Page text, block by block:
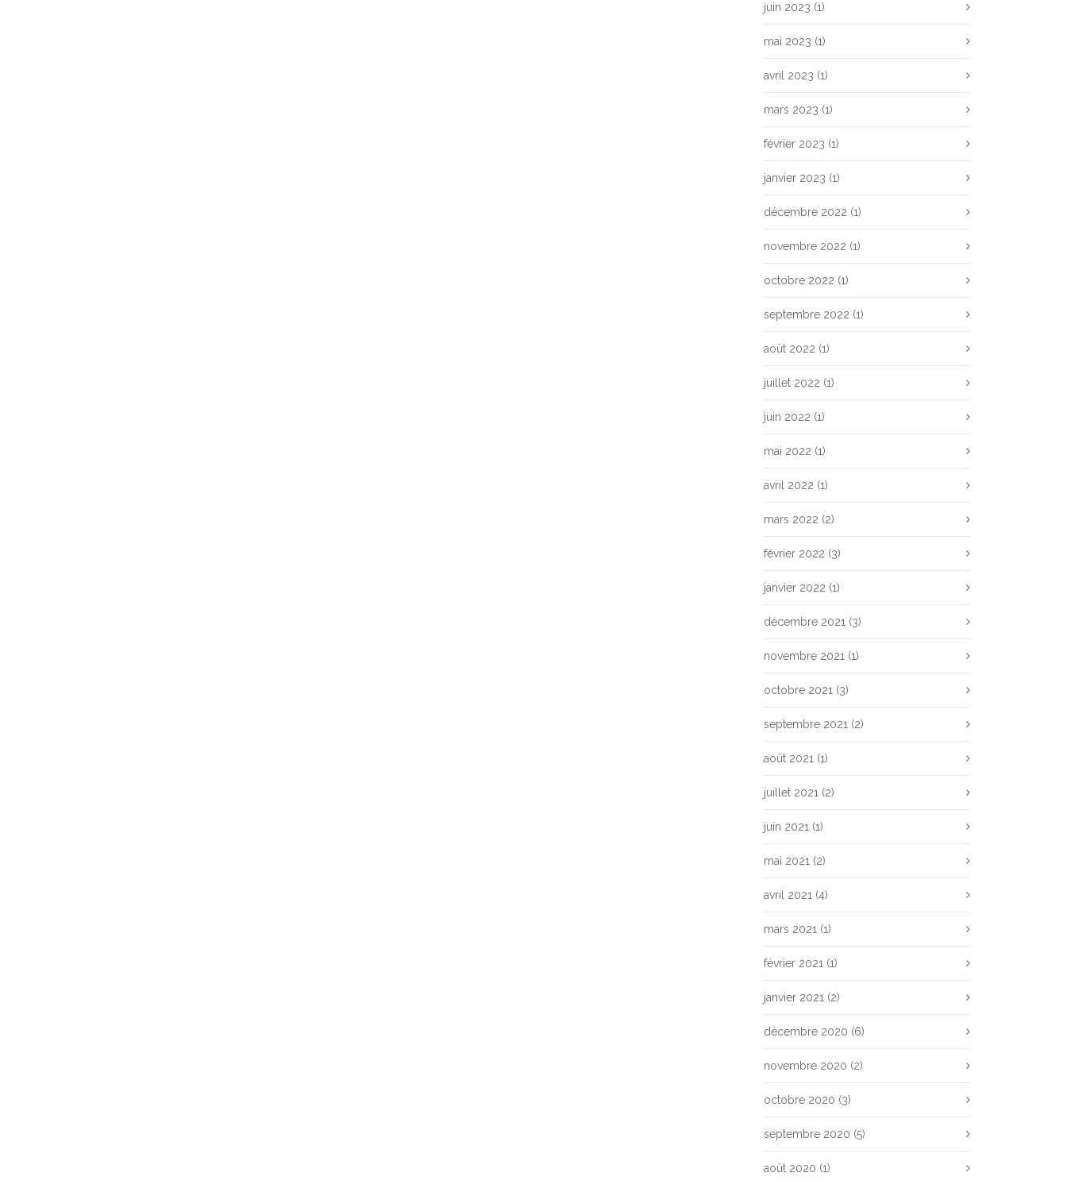
juin 2023 (1)
mai 2023 (1)
avril 2023 (1)
mars 2023 (1)
février 2023 (1)
janvier 2023 (1)
décembre 2022 (1)
novembre 2022 (1)
octobre 2022 (1)
septembre 2022 (1)
août 2022 (1)
juillet 2022 (1)
juin 2022 (1)
mai 2022 (1)
avril 2022 (1)
mars 2022 (2)
février 2022 (3)
janvier 2022 (1)
décembre 2021 (3)
novembre 2021 (1)
octobre 2021 (3)
septembre 2021 (2)
août 2021 (1)
juillet 2021 (2)
juin 2021 (1)
mai 2021 (2)
avril 2021 (4)
mars 2021 (1)
février 2021 (1)
janvier 2021 (2)
décembre 2020 (6)
novembre 2020 (2)
octobre 2020 (3)
septembre 2020 (5)
août 2020 (1)